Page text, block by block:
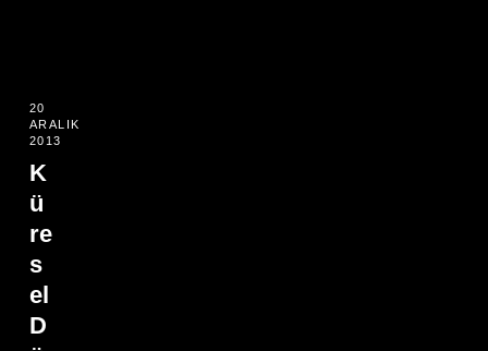
20
ARALIK
2013
K
ü
re
s
el
D